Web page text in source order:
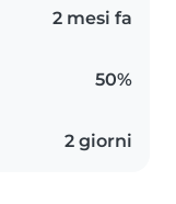
2 mesi fa
50%
2 giorni